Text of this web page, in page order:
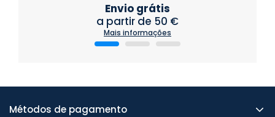
Envio grátis
a partir de 50 €
Mais informações
Métodos de pagamento